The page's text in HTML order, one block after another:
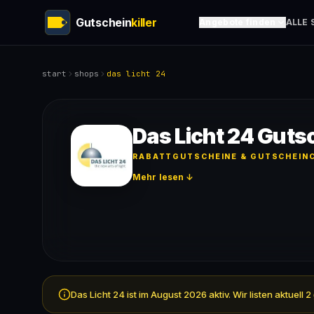
Gutscheinkiller ALLE
start shops das licht 24
Das Licht 24
RABATTGUTSCHEINE &
Mehr lesen ↓
Das Licht 24 ist im August 2026 aktiv. Wir listen aktuell